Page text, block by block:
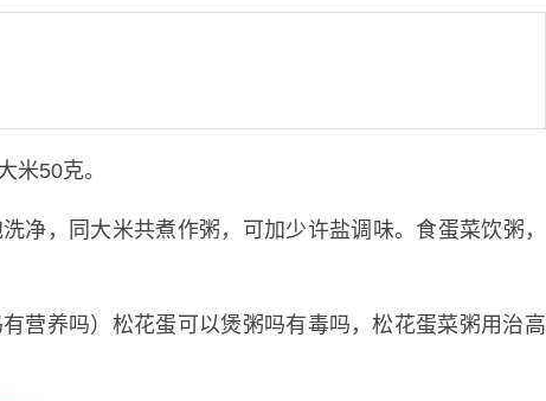
米50克。
净，同大米共煮作粥，可加少许盐调味。食蛋菜饮粥，